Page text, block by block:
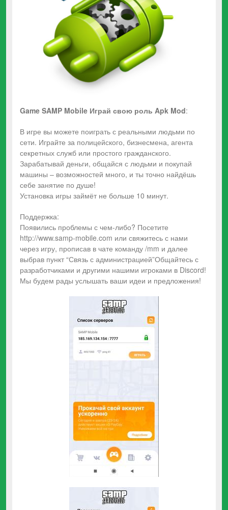
Game SAMP Mobile Играй свою роль Apk Mod:
В игре вы можете поиграть с реальными людьми по
сети. Играйте за полицейского, бизнесмена, агента
секретных служб или простого гражданского.
Зарабатывай деньги, общайся с людьми и покупай
машины – возможностей много, и ты точно найдёшь
себе занятие по душе!
Установка игры займёт не больше 10 минут.
Поддержка:
Появились проблемы с чем-либо? Посетите
http://www.samp-mobile.com или свяжитесь с нами
через игру, прописав в чате команду /mm и далее
выбрав пункт “Связь с администрацией”Общайтесь с
разработчиками и другими нашими игроками в Discord!
Мы будем рады услышать ваши идеи и предложения!